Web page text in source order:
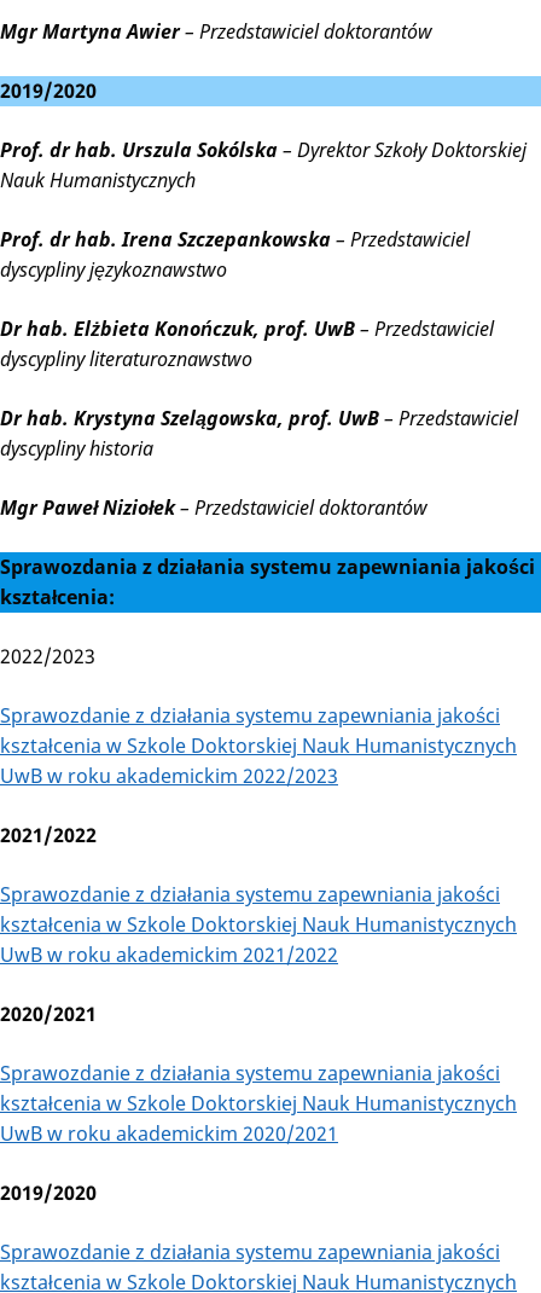
Mgr Martyna Awier– Przedstawiciel doktorantów
2019/2020
Prof. dr hab. Urszula Sokólska– Dyrektor Szkoły Doktorskiej
Nauk Humanistycznych
Prof. dr hab. Irena Szczepankowska– Przedstawiciel
dyscypliny językoznawstwo
Dr hab. Elżbieta Konończuk, prof. UwB– Przedstawiciel
dyscypliny literaturoznawstwo
Dr hab. Krystyna Szelągowska, prof. UwB– Przedstawiciel
dyscypliny historia
Mgr Paweł Niziołek– Przedstawiciel doktorantów
Sprawozdania z działania systemu zapewniania jakości
kształcenia:
2022/2023
Sprawozdanie z działania systemu zapewniania jakości
kształcenia w Szkole Doktorskiej Nauk Humanistycznych
UwB w roku akademickim 2022/2023
2021/2022
Sprawozdanie z działania systemu zapewniania jakości
kształcenia w Szkole Doktorskiej Nauk Humanistycznych
UwB w roku akademickim 2021/2022
2020/2021
Sprawozdanie z działania systemu zapewniania jakości
kształcenia w Szkole Doktorskiej Nauk Humanistycznych
UwB w roku akademickim 2020/2021
2019/2020
Sprawozdanie z działania systemu zapewniania jakości
kształcenia w Szkole Doktorskiej Nauk Humanistycznych